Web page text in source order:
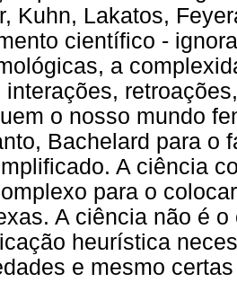
Kuhn, Lakatos,
científico -
a
interações,
o nosso mundo
Bachelard para o
A ciência
para o
A ciência não é
heurística
e mesmo